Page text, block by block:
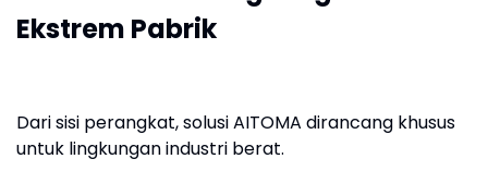
Ekstrem Pabrik
Dari sisi perangkat, solusi AITOMA dirancang khusus
untuk lingkungan industri berat.